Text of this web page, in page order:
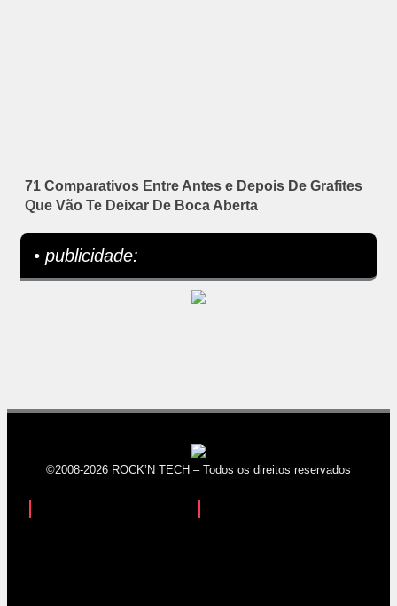
71 Comparativos Entre Antes e Depois De Grafites
Que Vão Te Deixar De Boca Aberta
• publicidade:
©2008-2026 ROCK’N TECH – Todos os direitos reservados